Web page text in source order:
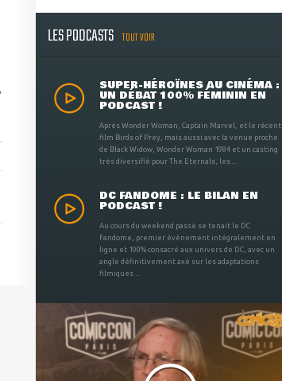
LES PODCASTS TOUT VOIR
SUPER-HÉROÏNES AU CINÉMA :
UN DÉBAT 100% FÉMININ EN
PODCAST !
Après Wonder Woman, Captain Marvel, et le récent
film Birds of Prey, mais aussi avec la venue proche
de Black Widow, Wonder Woman 1984 et un casting
très diversifié pour The Eternals, les ...
DC FANDOME : LE BILAN EN
PODCAST !
Au cours du weekend passé se tenait le DC
Fandome, premier évènement intégralement en
ligne et 100% consacré aux univers de DC, avec un
angle définitivement axé sur les adaptations
filmiques ...